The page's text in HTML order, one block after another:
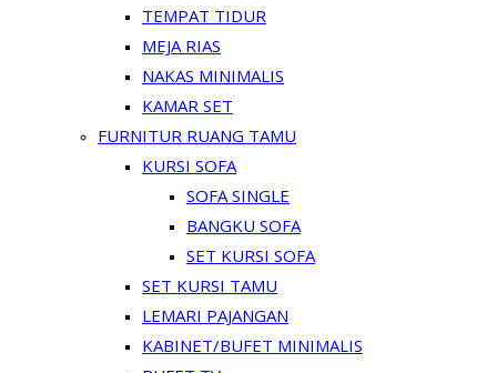
TEMPAT TIDUR
MEJA RIAS
NAKAS MINIMALIS
KAMAR SET
FURNITUR RUANG TAMU
KURSI SOFA
SOFA SINGLE
BANGKU SOFA
SET KURSI SOFA
SET KURSI TAMU
LEMARI PAJANGAN
KABINET/BUFET MINIMALIS